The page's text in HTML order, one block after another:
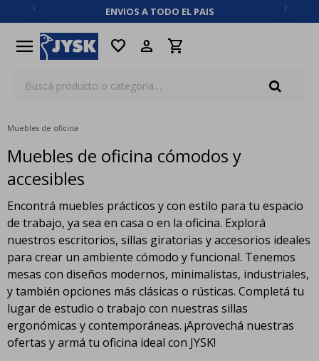
ENVIOS A TODO EL PAIS
menu favorite
Muebles de oficina
Muebles de oficina cómodos y
accesibles
Encontrá muebles prácticos y con estilo para tu espacio
de trabajo, ya sea en casa o en la oficina. Explorá
nuestros escritorios, sillas giratorias y accesorios ideales
para crear un ambiente cómodo y funcional. Tenemos
mesas con diseños modernos, minimalistas, industriales,
y también opciones más clásicas o rústicas. Completá tu
lugar de estudio o trabajo con nuestras sillas
ergonómicas y contemporáneas. ¡Aprovechá nuestras
ofertas y armá tu oficina ideal con JYSK!
close